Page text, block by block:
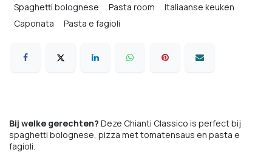
Spaghetti bolognese
Pasta room
Italiaanse keuken
Caponata
Pasta e fagioli
Bij welke gerechten? Deze Chianti Classico is perfect bij
spaghetti bolognese, pizza met tomatensaus en pasta e
fagioli.